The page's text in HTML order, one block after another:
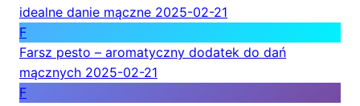
idealne danie mączne 2025-02-21
F
Farsz pesto – aromatyczny dodatek do dań
mącznych 2025-02-21
F